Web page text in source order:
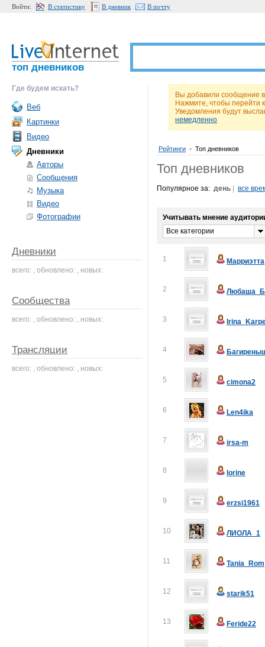
Войти: В статистику В дневник В почту
топ дневников
Вы добавили сообщение
Нажмите, чтобы перейти
Уведомления будут
немедленно
Рейтинги • Топ дневников
Топ дневников
Популярное за: день все
Учитывать мнение
Все категории
1 Марриэтта
2
3
4
5 cimona2
6 Len4ika
7 irsa-m
8 lorine
9 erzsi1961
10 ЛИОЛА_1
11 Tania_Rom
12 starik51
13 Feride22
Где будем искать?
Веб
Картинки
Видео
Дневники
Авторы
Сообщения
Музыка
Видео
Фотографии
Дневники
всего: , обновлено: , новых:
Сообщества
всего: , обновлено: , новых:
Трансляции
всего: , обновлено: , новых: